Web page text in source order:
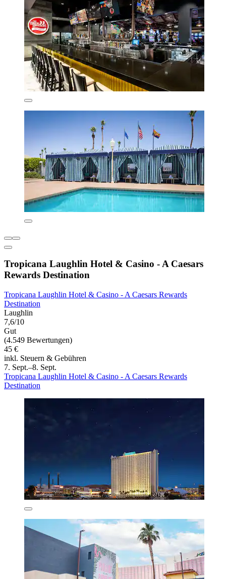
Tropicana Laughlin Hotel & Casino - A Caesars
Rewards Destination
Tropicana Laughlin Hotel & Casino - A Caesars Rewards
Destination
Laughlin
7,6/10
Gut
(4.549 Bewertungen)
45 €
inkl. Steuern & Gebühren
7. Sept.–8. Sept.
Tropicana Laughlin Hotel & Casino - A Caesars Rewards
Destination